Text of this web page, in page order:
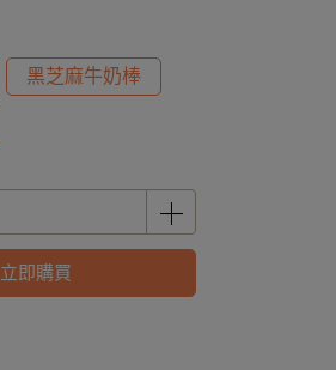
黑芝麻牛奶棒
立即購買